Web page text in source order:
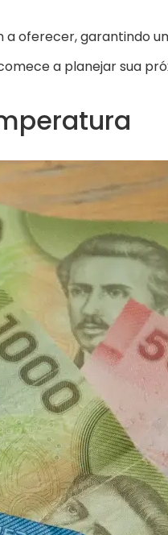
oferecer, garantindo
a planejar sua